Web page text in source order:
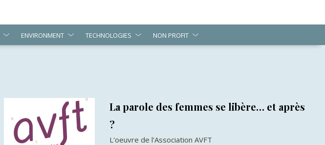
ENVIRONMENT TECHNOLOGIES NON PROFIT
La parole des femmes se libère… et après
?
L'oeuvre de l'Association AVFT